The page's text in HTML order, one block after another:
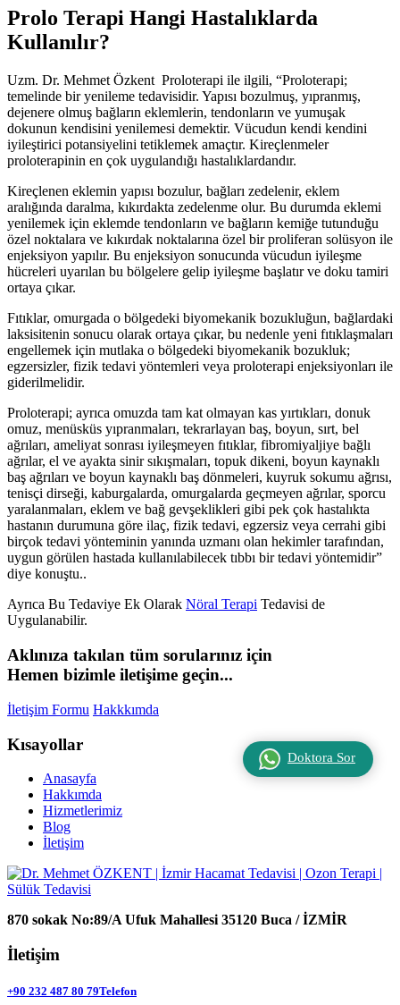
Prolo Terapi Hangi Hastalıklarda
Kullanılır?
Uzm. Dr. Mehmet Özkent Proloterapi ile ilgili, “Proloterapi;
temelinde bir yenileme tedavisidir. Yapısı bozulmuş, yıpranmış,
dejenere olmuş bağların eklemlerin, tendonların ve yumuşak
dokunun kendisini yenilemesi demektir. Vücudun kendi kendini
iyileştirici potansiyelini tetiklemek amaçtır. Kireçlenmeler
proloterapinin en çok uygulandığı hastalıklardandır.
Kireçlenen eklemin yapısı bozulur, bağları zedelenir, eklem
aralığında daralma, kıkırdakta zedelenme olur. Bu durumda eklemi
yenilemek için eklemde tendonların ve bağların kemiğe tutunduğu
özel noktalara ve kıkırdak noktalarına özel bir proliferan solüsyon ile
enjeksiyon yapılır. Bu enjeksiyon sonucunda vücudun iyileşme
hücreleri uyarılan bu bölgelere gelip iyileşme başlatır ve doku tamiri
ortaya çıkar.
Fıtıklar, omurgada o bölgedeki biyomekanik bozukluğun, bağlardaki
laksisitenin sonucu olarak ortaya çıkar, bu nedenle yeni fıtıklaşmaları
engellemek için mutlaka o bölgedeki biyomekanik bozukluk;
egzersizler, fizik tedavi yöntemleri veya proloterapi enjeksiyonları ile
giderilmelidir.
Proloterapi; ayrıca omuzda tam kat olmayan kas yırtıkları, donuk
omuz, menüsküs yıpranmaları, tekrarlayan baş, boyun, sırt, bel
ağrıları, ameliyat sonrası iyileşmeyen fıtıklar, fibromiyaljiye bağlı
ağrılar, el ve ayakta sinir sıkışmaları, topuk dikeni, boyun kaynaklı
baş ağrıları ve boyun kaynaklı baş dönmeleri, kuyruk sokumu ağrısı,
tenisçi dirseği, kaburgalarda, omurgalarda geçmeyen ağrılar, sporcu
yaralanmaları, eklem ve bağ gevşeklikleri gibi pek çok hastalıkta
hastanın durumuna göre ilaç, fizik tedavi, egzersiz veya cerrahi gibi
birçok tedavi yönteminin yanında uzmanı olan hekimler tarafından,
uygun görülen hastada kullanılabilecek tıbbı bir tedavi yöntemidir”
diye konuştu..
Ayrıca Bu Tedaviye Ek Olarak Nöral Terapi Tedavisi de
Uygulanabilir.
Doktora Sor
Aklınıza takılan tüm sorularınız için
Hemen bizimle iletişime geçin...
İletişim Formu Hakkkımda
Kısayollar
Anasayfa
Hakkımda
Hizmetlerimiz
Blog
İletişim
870 sokak No:89/A Ufuk Mahallesi 35120 Buca / İZMİR
İletişim
+90 232 487 80 79Telefon